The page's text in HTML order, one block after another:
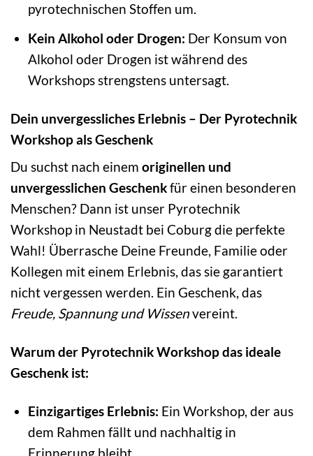
pyrotechnischen Stoffen um.
Kein Alkohol oder Drogen: Der Konsum von
Alkohol oder Drogen ist während des
Workshops strengstens untersagt.
Dein unvergessliches Erlebnis – Der Pyrotechnik
Workshop als Geschenk
Du suchst nach einem originellen und
unvergesslichen Geschenkfür einen besonderen
Menschen? Dann ist unser Pyrotechnik
Workshop in Neustadt bei Coburg die perfekte
Wahl! Überrasche Deine Freunde, Familie oder
Kollegen mit einem Erlebnis, das sie garantiert
nicht vergessen werden. Ein Geschenk, das
Freude, Spannung und Wissenvereint.
Warum der Pyrotechnik Workshop das ideale
Geschenk ist:
Einzigartiges Erlebnis: Ein Workshop, der aus
dem Rahmen fällt und nachhaltig in